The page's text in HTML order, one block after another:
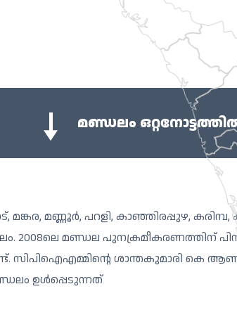
മണ്ഡലം
മങ്കര, മണ്ണൂര്‍, പറളി, കാഞ്ഞിരപ്പുഴ,
2008ലെ മണ്ഡല പുനക്രമീകരണത്തിന്
സിപിഐഎമ്മിന്റെ ശാന്തകുമാരി
ഉൾപ്പെടുന്നത്